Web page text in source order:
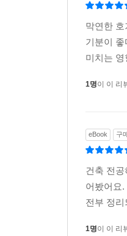
막연한
기분이
미치는
1명이 이 리
eBook 구
건축 전
어봤어요
전부 정
1명이 이 리